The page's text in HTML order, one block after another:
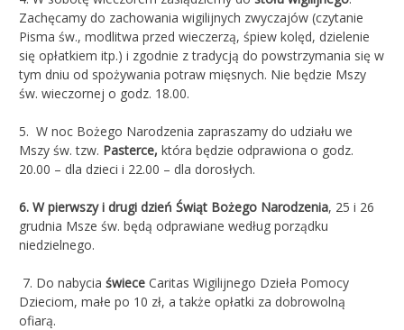
Zachęcamy do zachowania wigilijnych zwyczajów (czytanie
Pisma św., modlitwa przed wieczerzą, śpiew kolęd, dzielenie
się opłatkiem itp.) i zgodnie z tradycją do powstrzymania się w
tym dniu od spożywania potraw mięsnych. Nie będzie Mszy
św. wieczornej o godz. 18.00.
5. W noc Bożego Narodzenia zapraszamy do udziału we
Mszy św. tzw. Pasterce, która będzie odprawiona o godz.
20.00 – dla dzieci i 22.00 – dla dorosłych.
6. W pierwszy i drugi dzień Świąt Bożego Narodzenia, 25 i 26
grudnia Msze św. będą odprawiane według porządku
niedzielnego.
7. Do nabycia świece Caritas Wigilijnego Dzieła Pomocy
Dzieciom, małe po 10 zł, a także opłatki za dobrowolną
ofiarą.